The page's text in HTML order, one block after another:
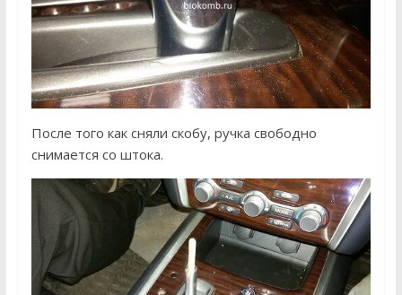
После того как сняли скобу, ручка свободно
снимается со штока.